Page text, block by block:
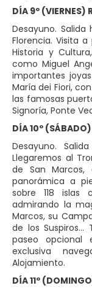
DÍA 9º (VIERNES)
Desayuno.
Florencia. Visita
Historia y
como Miguel
importantes
María dei Fiori,
las famosas
Signoría, Ponte
DÍA 10º
Desayuno.
Llegaremos al
de San Marcos,
panorámica a
sobre 118 islas
admirando la
Marcos, su
de los Suspiros...
paseo
exclusiva
Alojamiento.
DÍA 11º